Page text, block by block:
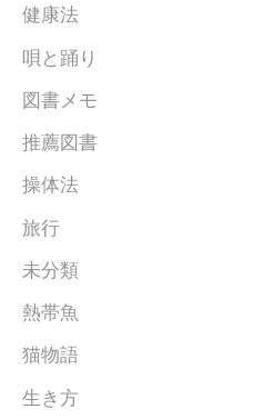
健康法
唄と踊り
図書メモ
推薦図書
操体法
旅行
未分類
熱帯魚
猫物語
生き方